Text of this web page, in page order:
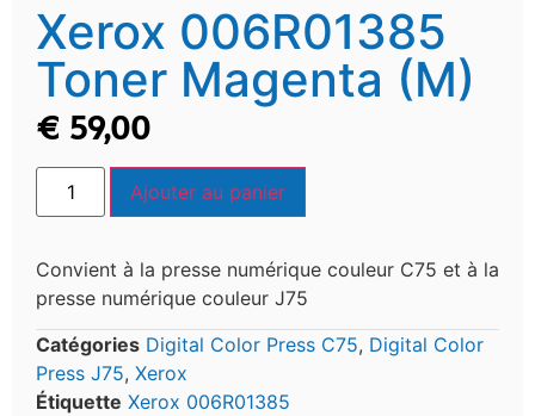
Xerox 006R01385
Toner Magenta (M)
€ 59,00
Ajouter au panier
Convient à la presse numérique couleur C75 et à la
presse numérique couleur J75
Catégories Digital Color Press C75, Digital Color
Press J75, Xerox
Étiquette Xerox 006R01385